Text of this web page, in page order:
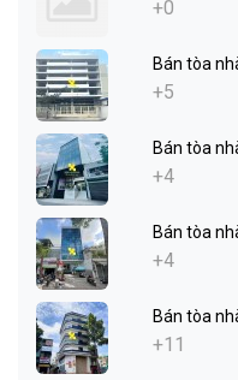
+0
Bán tòa
+5
Bán tòa
+4
Bán tòa
+4
Bán tòa
+11